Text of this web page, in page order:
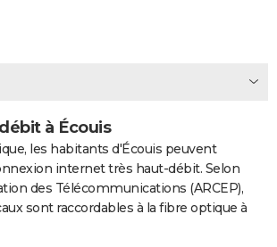
à Écouis
les habitants d'Écouis peuvent
internet très haut-débit. Selon
des Télécommunications (ARCEP),
sont raccordables à la fibre optique à